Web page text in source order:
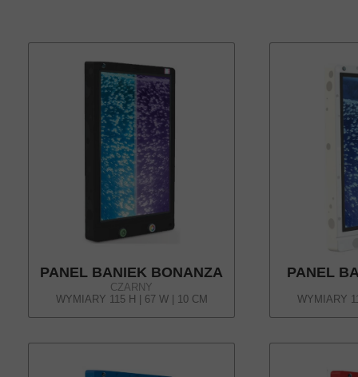
PANEL
WYMIARY
PANEL BANIEK BONANZA
CZARNY
WYMIARY 115 H | 67 W | 10 CM